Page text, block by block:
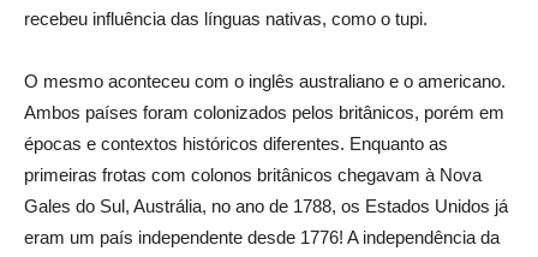
recebeu influência das línguas nativas, como o tupi.
O mesmo aconteceu com o inglês australiano e o americano.
Ambos países foram colonizados pelos britânicos, porém em
épocas e contextos históricos diferentes. Enquanto as
primeiras frotas com colonos britânicos chegavam à Nova
Gales do Sul, Austrália, no ano de 1788, os Estados Unidos já
eram um país independente desde 1776! A independência da